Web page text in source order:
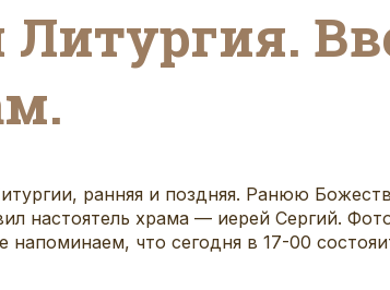
Литургия.
ранняя и поздняя. Ранюю
настоятель храма — иерей Сергий.
напоминаем, что сегодня в 17-00